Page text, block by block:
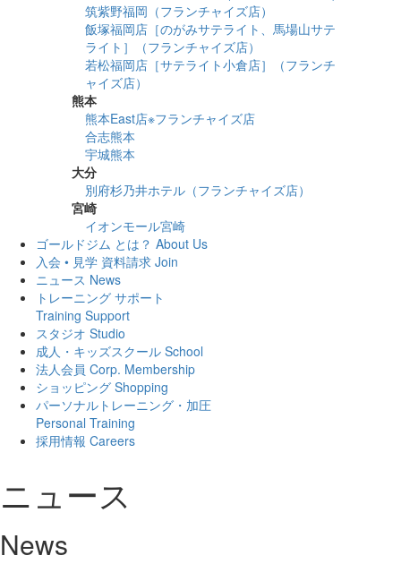
筑紫野福岡（フランチャイズ店）
飯塚福岡店［のがみサテライト、馬場山サテ
ライト］（フランチャイズ店）
若松福岡店［サテライト小倉店］（フランチ
ャイズ店）
熊本
熊本East店※フランチャイズ店
合志熊本
宇城熊本
大分
別府杉乃井ホテル（フランチャイズ店）
宮崎
イオンモール宮崎
ゴールドジム とは？ About Us
入会 • 見学 資料請求 Join
ニュース News
トレーニング サポート
Training Support
スタジオ Studio
成人・キッズスクール School
法人会員 Corp. Membership
ショッピング Shopping
パーソナルトレーニング・加圧
Personal Training
採用情報 Careers
ニュース
News